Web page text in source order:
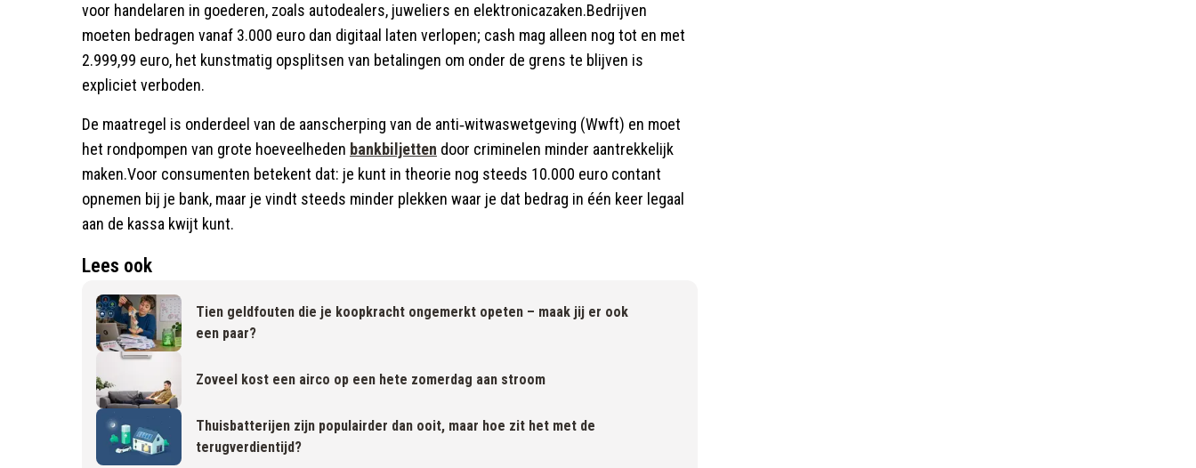
voor handelaren in goederen, zoals autodealers, juweliers en elektronicazaken.Bedrijven
moeten bedragen vanaf 3.000 euro dan digitaal laten verlopen; cash mag alleen nog tot en met
2.999,99 euro, het kunstmatig opsplitsen van betalingen om onder de grens te blijven is
expliciet verboden.
De maatregel is onderdeel van de aanscherping van de anti‑witwaswetgeving (Wwft) en moet
het rondpompen van grote hoeveelheden bankbiljetten door criminelen minder aantrekkelijk
maken.Voor consumenten betekent dat: je kunt in theorie nog steeds 10.000 euro contant
opnemen bij je bank, maar je vindt steeds minder plekken waar je dat bedrag in één keer legaal
aan de kassa kwijt kunt.
Lees ook
Tien geldfouten die je koopkracht ongemerkt opeten – maak jij er ook
een paar?
Zoveel kost een airco op een hete zomerdag aan stroom
Thuisbatterijen zijn populairder dan ooit, maar hoe zit het met de
terugverdientijd?